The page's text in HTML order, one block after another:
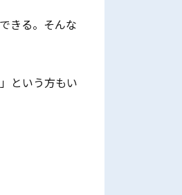
きる。そんな
という方もい